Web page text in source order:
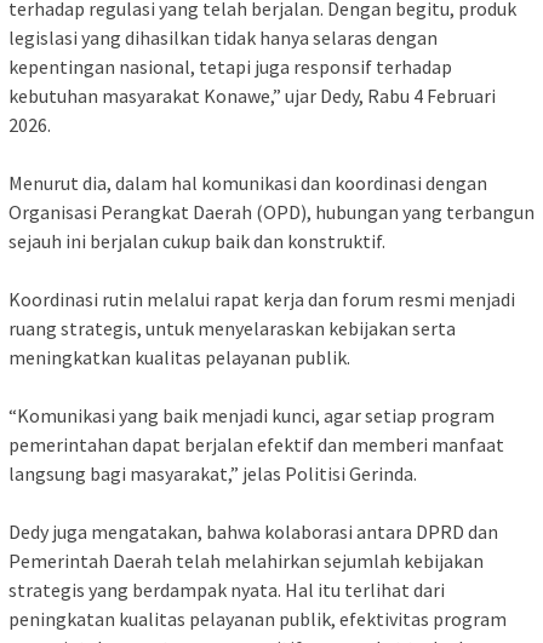
terhadap regulasi yang telah berjalan. Dengan begitu, produk
legislasi yang dihasilkan tidak hanya selaras dengan
kepentingan nasional, tetapi juga responsif terhadap
kebutuhan masyarakat Konawe,” ujar Dedy, Rabu 4 Februari
2026.
‎Menurut dia, dalam hal komunikasi dan koordinasi dengan
Organisasi Perangkat Daerah (OPD), hubungan yang terbangun
sejauh ini berjalan cukup baik dan konstruktif.
‎Koordinasi rutin melalui rapat kerja dan forum resmi menjadi
ruang strategis, untuk menyelaraskan kebijakan serta
meningkatkan kualitas pelayanan publik.
‎“Komunikasi yang baik menjadi kunci, agar setiap program
pemerintahan dapat berjalan efektif dan memberi manfaat
langsung bagi masyarakat,” jelas Politisi Gerinda.
‎Dedy juga mengatakan, bahwa kolaborasi antara DPRD dan
Pemerintah Daerah telah melahirkan sejumlah kebijakan
strategis yang berdampak nyata. Hal itu terlihat dari
peningkatan kualitas pelayanan publik, efektivitas program